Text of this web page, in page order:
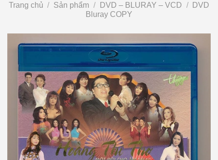
Trang chủ / Sản phẩm / DVD – BLURAY – VCD /
DVD
Bluray COPY